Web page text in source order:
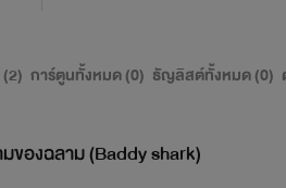
2) การ์ตูนทั้งหมด (0) ธัญลิสต์ทั้งหมด (0)
ของฉลาม (Baddy shark)